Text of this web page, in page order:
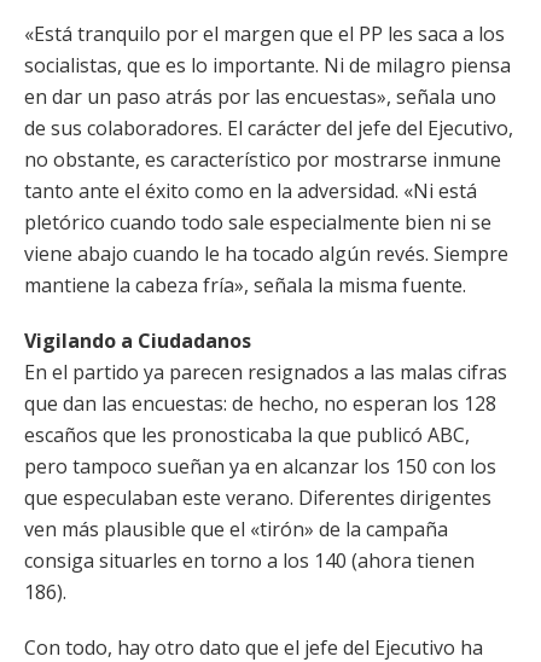
«Está tranquilo por el margen que el PP les saca a los
socialistas, que es lo importante. Ni de milagro piensa
en dar un paso atrás por las encuestas», señala uno
de sus colaboradores. El carácter del jefe del Ejecutivo,
no obstante, es característico por mostrarse inmune
tanto ante el éxito como en la adversidad. «Ni está
pletórico cuando todo sale especialmente bien ni se
viene abajo cuando le ha tocado algún revés. Siempre
mantiene la cabeza fría», señala la misma fuente.
Vigilando a Ciudadanos
En el partido ya parecen resignados a las malas cifras
que dan las encuestas: de hecho, no esperan los 128
escaños que les pronosticaba la que publicó ABC,
pero tampoco sueñan ya en alcanzar los 150 con los
que especulaban este verano. Diferentes dirigentes
ven más plausible que el «tirón» de la campaña
consiga situarles en torno a los 140 (ahora tienen
186).
Con todo, hay otro dato que el jefe del Ejecutivo ha